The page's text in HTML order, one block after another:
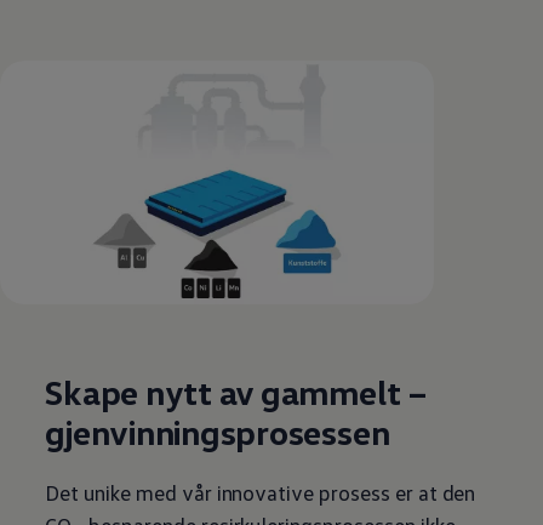
Skape nytt av gammelt –
gjenvinningsprosessen
Det unike med vår innovative prosess er at den